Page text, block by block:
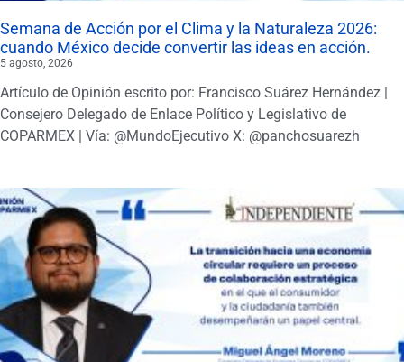
Semana de Acción por el Clima y la Naturaleza 2026:
cuando México decide convertir las ideas en acción.
5 agosto, 2026
Artículo de Opinión escrito por: Francisco Suárez Hernández |
Consejero Delegado de Enlace Político y Legislativo de
COPARMEX | Vía: @MundoEjecutivo X: @panchosuarezh